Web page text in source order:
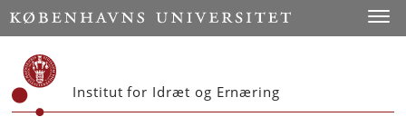
Start
Institut for Idræt og Ernæring